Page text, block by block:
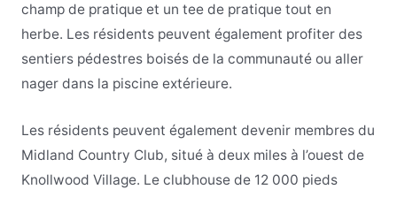
champ de pratique et un tee de pratique tout en
herbe. Les résidents peuvent également profiter des
sentiers pédestres boisés de la communauté ou aller
nager dans la piscine extérieure.
Les résidents peuvent également devenir membres du
Midland Country Club, situé à deux miles à l’ouest de
Knollwood Village. Le clubhouse de 12 000 pieds